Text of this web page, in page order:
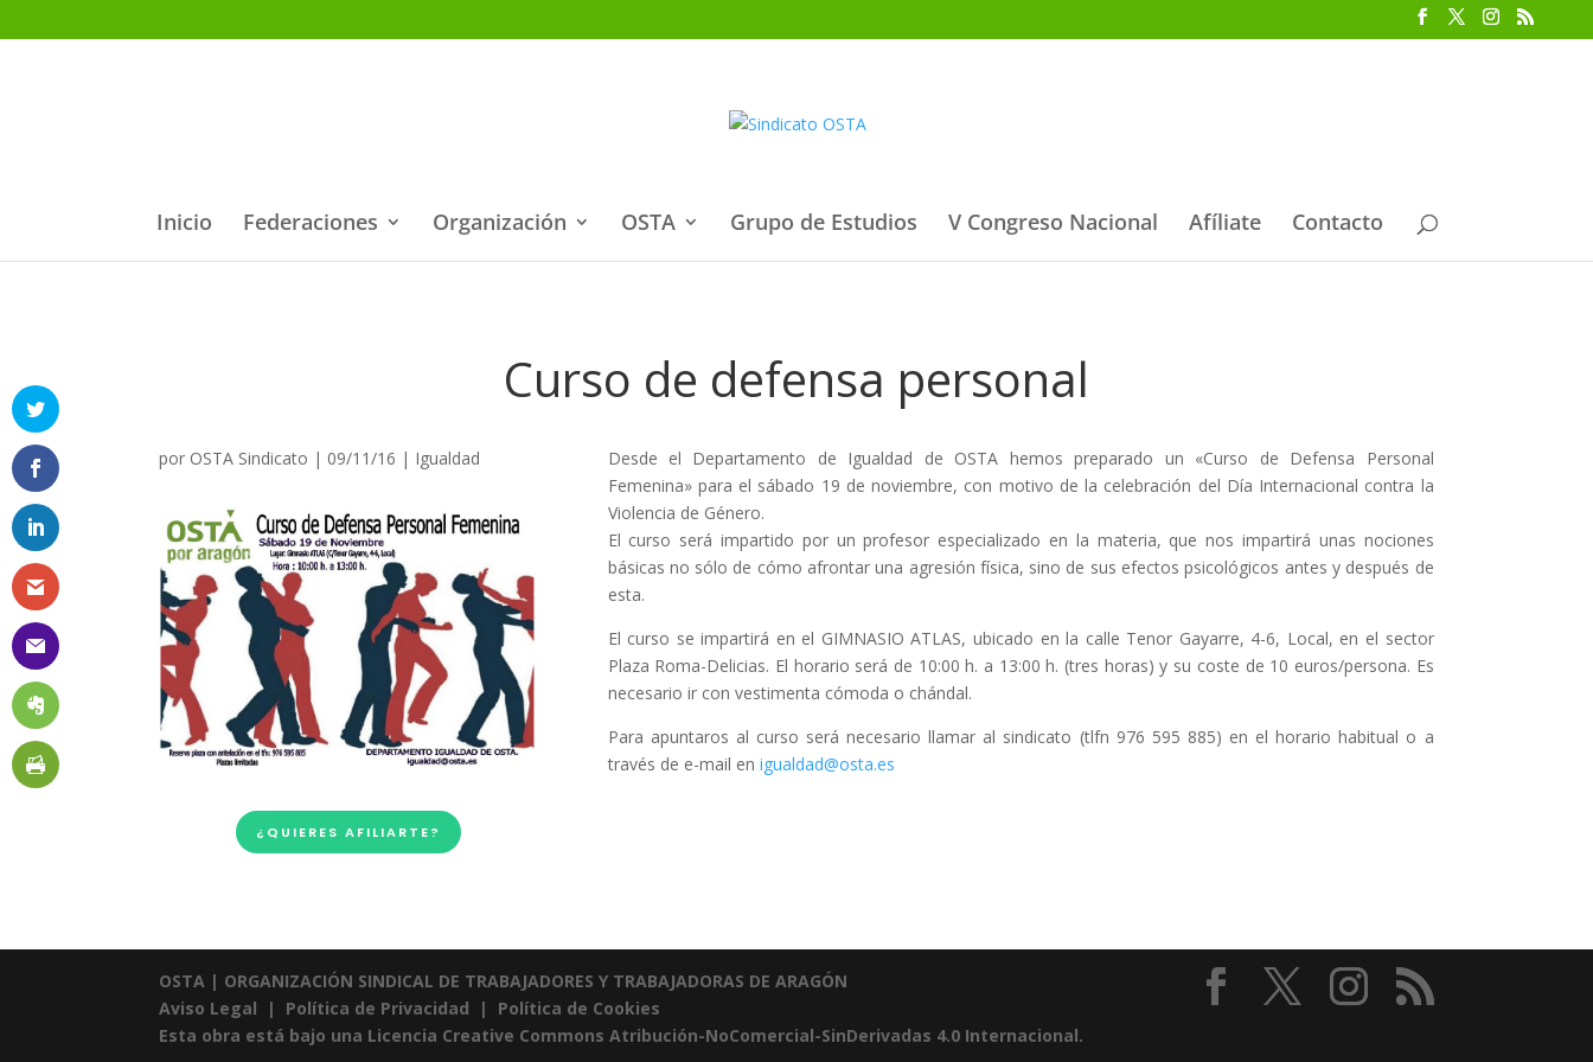
Inicio Federaciones Organización OSTA Grupo de Estudios V Congreso Nacional Afíliate Contacto
Curso de defensa personal
por OSTA Sindicato | 09/11/16 | Igualdad
¿QUIERES AFILIARTE?
Desde el Departamento de Igualdad de OSTA hemos preparado un «Curso de Defensa Personal
Femenina» para el sábado 19 de noviembre, con motivo de la celebración del Día Internacional contra la
Violencia de Género.
El curso será impartido por un profesor especializado en la materia, que nos impartirá unas nociones
básicas no sólo de cómo afrontar una agresión física, sino de sus efectos psicológicos antes y después de
esta.
El curso se impartirá en el GIMNASIO ATLAS, ubicado en la calle Tenor Gayarre, 4-6, Local, en el sector
Plaza Roma-Delicias. El horario será de 10:00 h. a 13:00 h. (tres horas) y su coste de 10 euros/persona. Es
necesario ir con vestimenta cómoda o chándal.
Para apuntaros al curso será necesario llamar al sindicato (tlfn 976 595 885) en el horario habitual o a
través de e-mail en igualdad@osta.es
OSTA | ORGANIZACIÓN SINDICAL DE TRABAJADORES Y TRABAJADORAS DE ARAGÓN
Aviso Legal
| Política de Privacidad | Política de Cookies
Esta obra está bajo una Licencia Creative Commons Atribución-NoComercial-SinDerivadas 4.0 Internacional.